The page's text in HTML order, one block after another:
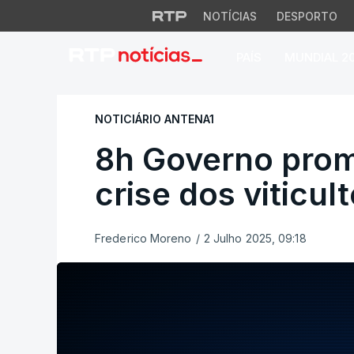
NOTÍCIAS DESPORTO
8h Governo
NOTICIÁRIO ANTENA1
8h Governo
crise dos
Frederico Moreno / 2 Julho 2025, 09:18